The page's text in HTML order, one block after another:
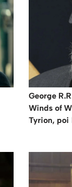
George
Winds of
Tyrion, poi